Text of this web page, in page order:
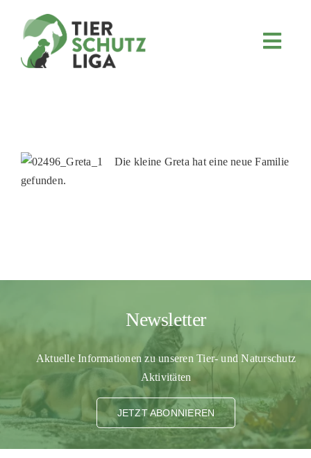
MITMACHEN
FÖRDERN & VERERBEN
PATENSCHAFTEN
HELFER WERDEN
RATGEBER
Die kleine Greta hat eine neue Familie
gefunden.
Newsletter
Aktuelle Informationen zu unseren Tier- und Naturschutz
Aktivitäten
JETZT ABONNIEREN